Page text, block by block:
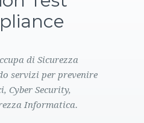
di Sicurezza
servizi per prevenire
Cyber Security,
Informatica.